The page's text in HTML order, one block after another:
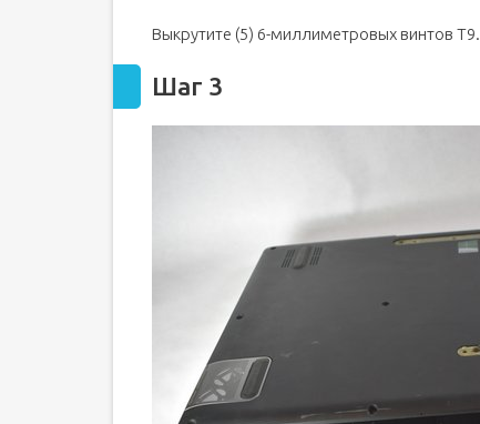
Выкрутите (5) 6-миллиметровых винтов T9.
Шаг 3